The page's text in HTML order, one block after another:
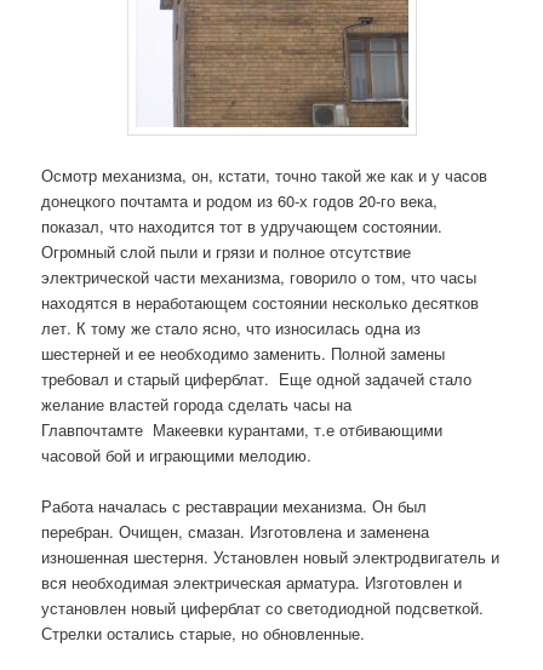
Осмотр механизма, он, кстати, точно такой же как и у часов
донецкого почтамта и родом из 60-х годов 20-го века,
показал, что находится тот в удручающем состоянии.
Огромный слой пыли и грязи и полное отсутствие
электрической части механизма, говорило о том, что часы
находятся в неработающем состоянии несколько десятков
лет. К тому же стало ясно, что износилась одна из
шестерней и ее необходимо заменить. Полной замены
требовал и старый циферблат. Еще одной задачей стало
желание властей города сделать часы на
Главпочтамте Макеевки курантами, т.е отбивающими
часовой бой и играющими мелодию.
Работа началась с реставрации механизма. Он был
перебран. Очищен, смазан. Изготовлена и заменена
изношенная шестерня. Установлен новый электродвигатель и
вся необходимая электрическая арматура. Изготовлен и
установлен новый циферблат со светодиодной подсветкой.
Стрелки остались старые, но обновленные.